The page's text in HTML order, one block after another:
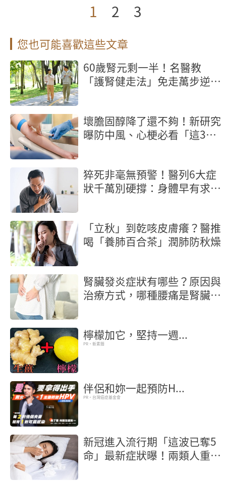
1 2 3
您也可能喜歡這些文章
60歲腎元剩一半！名醫教
「護腎健走法」免走萬步逆轉
壞膽固醇降了還不夠！新研究
曝防中風、心梗必看「這3
猝死非毫無預警！醫列6大症
狀千萬別硬撐：身體早有求救
「立秋」到乾咳皮膚癢？醫推
喝「養肺百合茶」潤肺防秋燥
腎臟發炎症狀有哪些？原因與
治療方式，哪種腰痛是腎臟發
檸檬加它，堅持一週...
PR・新素簡
伴侶和妳一起預防H...
PR・台灣癌症基金會
新冠進入流行期「這波已奪5
命」最新症狀曝！兩類人重症